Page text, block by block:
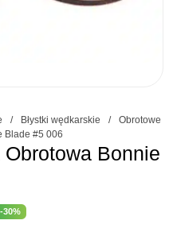
/ Błystki wędkarskie /
Obrotowe
Blade #5 006
Bonnie
-30%